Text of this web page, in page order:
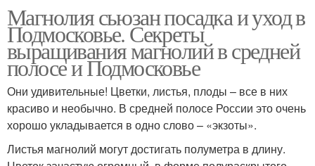
Магнолия сьюзан посадка и уход в
Подмосковье. Секреты
выращивания магнолий в средней
полосе и Подмосковье
Они удивительные! Цветки, листья, плоды – все в них
красиво и необычно. В средней полосе России это очень
хорошо укладывается в одно слово – «экзоты».
Листья магнолий могут достигать полуметра в длину.